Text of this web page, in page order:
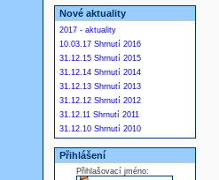
Nové aktuality
2017 - aktuality
10.03.17 Shrnutí 2016
31.12.15 Shrnutí 2015
31.12.14 Shrnutí 2014
31.12.13 Shrnutí 2013
31.12.12 Shrnutí 2012
31.12.11 Shrnutí 2011
31.12.10 Shrnutí 2010
Přihlášení
Přihlašovací jméno: